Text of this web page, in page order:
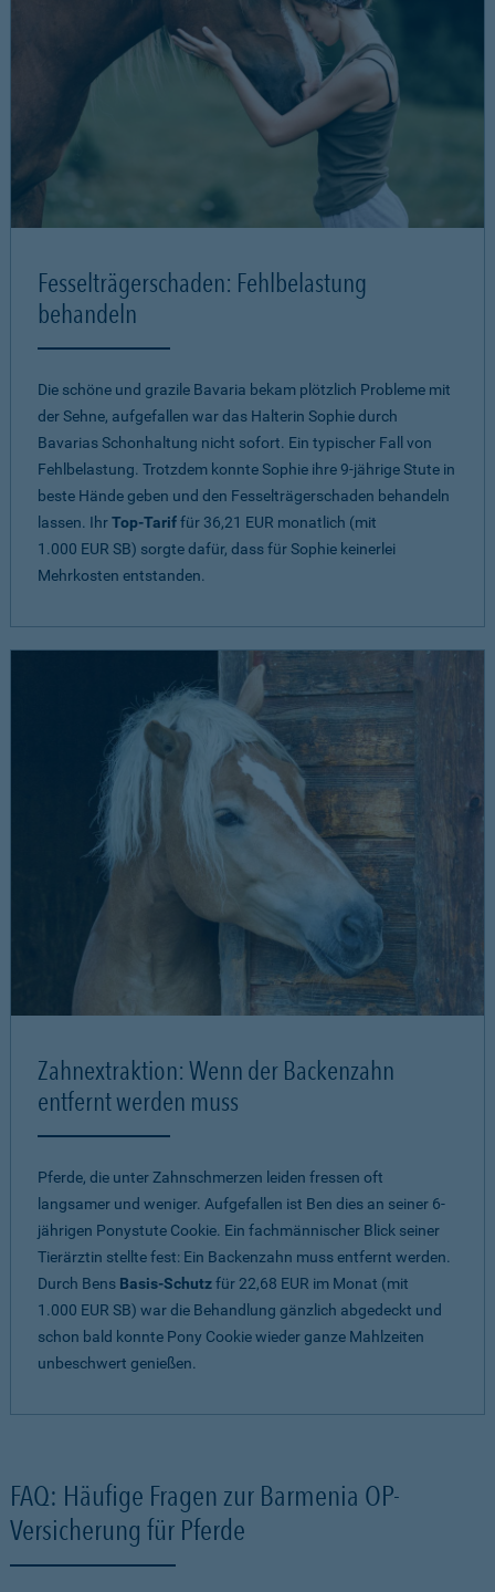
Fesselträgerschaden: Fehlbelastung
behandeln
Die schöne und grazile Bavaria bekam plötzlich Probleme mit
der Sehne, aufgefallen war das Halterin Sophie durch
Bavarias Schonhaltung nicht sofort. Ein typischer Fall von
Fehlbelastung. Trotzdem konnte Sophie ihre 9-jährige Stute in
beste Hände geben und den Fesselträgerschaden behandeln
lassen. IhrTop-Tariffür 36,21 EUR monatlich (mit
1.000 EUR SB) sorgte dafür, dass für Sophie keinerlei
Mehrkosten entstanden.
Zahnextraktion: Wenn der Backenzahn
entfernt werden muss
Pferde, die unter Zahnschmerzen leiden fressen oft
langsamer und weniger. Aufgefallen ist Ben dies an seiner 6-
jährigen Ponystute Cookie. Ein fachmännischer Blick seiner
Tierärztin stellte fest: Ein Backenzahn muss entfernt werden.
Durch Bens Basis-Schutzfür 22,68 EUR im Monat (mit
1.000 EUR SB) war die Behandlung gänzlich abgedeckt und
schon bald konnte Pony Cookie wieder ganze Mahlzeiten
unbeschwert genießen.
FAQ: Häufige Fragen zur Barmenia OP-
Versicherung für Pferde